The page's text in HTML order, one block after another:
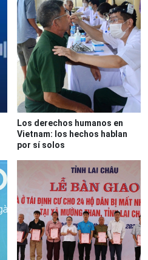
Los derechos humanos en
Vietnam: los hechos hablan
por sí solos